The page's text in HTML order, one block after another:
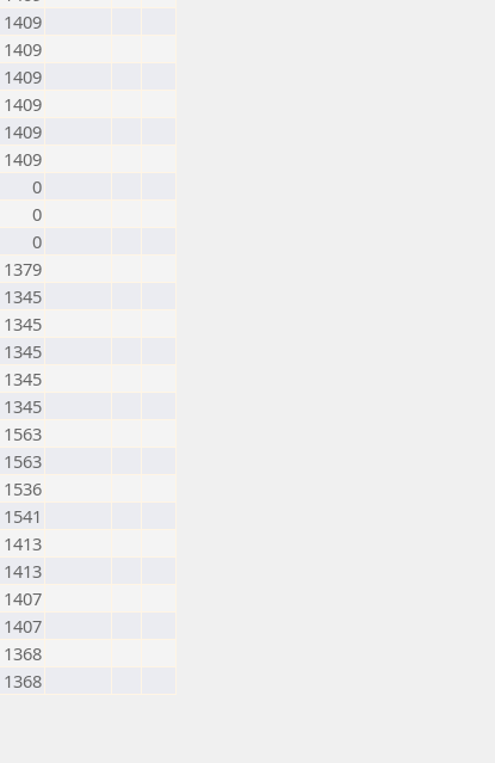
1409
1409
1409
1409
1409
1409
0
0
0
1379
1345
1345
1345
1345
1345
1563
1563
1536
1541
1413
1413
1407
1407
1368
1368